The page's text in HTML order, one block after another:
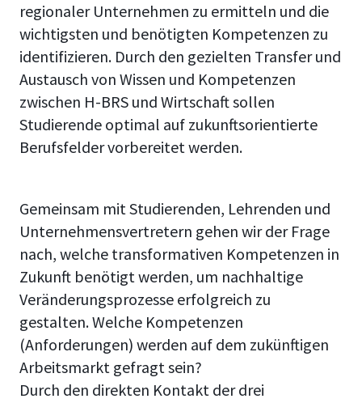
regionaler Unternehmen zu ermitteln und die
wichtigsten und benötigten Kompetenzen zu
identifizieren. Durch den gezielten Transfer und
Austausch von Wissen und Kompetenzen
zwischen H-BRS und Wirtschaft sollen
Studierende optimal auf zukunftsorientierte
Berufsfelder vorbereitet werden.
Gemeinsam mit Studierenden, Lehrenden und
Unternehmensvertretern gehen wir der Frage
nach, welche transformativen Kompetenzen in
Zukunft benötigt werden, um nachhaltige
Veränderungsprozesse erfolgreich zu
gestalten. Welche Kompetenzen
(Anforderungen) werden auf dem zukünftigen
Arbeitsmarkt gefragt sein?
Durch den direkten Kontakt der drei